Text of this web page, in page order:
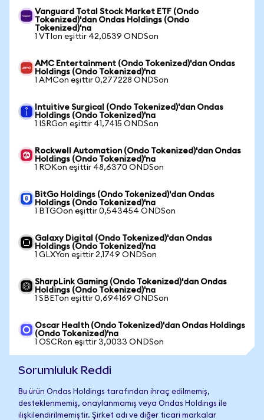
Vanguard Total Stock Market ETF (Ondo
Tokenized)'dan Ondas Holdings (Ondo
Tokenized)'na
1 VTIon eşittir 42,0539 ONDSon
AMC Entertainment (Ondo Tokenized)'dan Ondas
Holdings (Ondo Tokenized)'na
1 AMCon eşittir 0,277228 ONDSon
Intuitive Surgical (Ondo Tokenized)'dan Ondas
Holdings (Ondo Tokenized)'na
1 ISRGon eşittir 41,7415 ONDSon
Rockwell Automation (Ondo Tokenized)'dan Ondas
Holdings (Ondo Tokenized)'na
1 ROKon eşittir 48,6370 ONDSon
BitGo Holdings (Ondo Tokenized)'dan Ondas
Holdings (Ondo Tokenized)'na
1 BTGOon eşittir 0,543454 ONDSon
Galaxy Digital (Ondo Tokenized)'dan Ondas
Holdings (Ondo Tokenized)'na
1 GLXYon eşittir 2,1749 ONDSon
SharpLink Gaming (Ondo Tokenized)'dan Ondas
Holdings (Ondo Tokenized)'na
1 SBETon eşittir 0,694169 ONDSon
Oscar Health (Ondo Tokenized)'dan Ondas Holdings
(Ondo Tokenized)'na
1 OSCRon eşittir 3,0033 ONDSon
Sorumluluk Reddi
Bu ürün Ondas Holdings tarafından ihraç edilmemiş,
desteklenmemiş, onaylanmamış veya Ondas Holdings ile
ilişkilendirilmemiştir. Şirket adı ve diğer ticari markalar